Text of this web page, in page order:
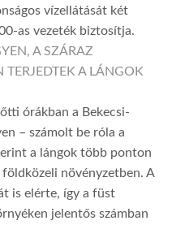
vízellátását két
as vezeték biztosítja.
A SZÁRAZ
TERJEDTEK A LÁNGOK
órákban a Bekecsi-
– számolt be róla a
a lángok több ponton
növényzetben. A
is elérte, így a füst
jelentős számban